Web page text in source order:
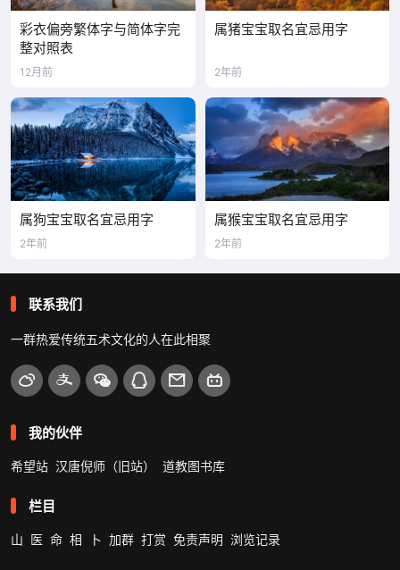
彩衣偏旁繁体字与简体字完
整对照表
12月前
属猪宝宝取名宜忌用字
2年前
属狗宝宝取名宜忌用字
2年前
属猴宝宝取名宜忌用字
2年前
联系我们
一群热爱传统五术文化的人在此相聚
我的伙伴
希望站 汉唐倪师（旧站） 道教图书库
栏目
山 医 命 相 卜 加群 打赏 免责声明 浏览记录